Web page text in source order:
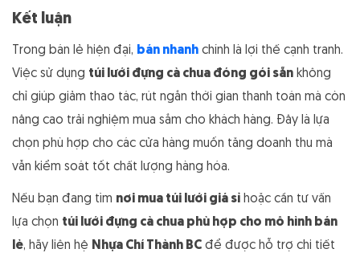
Kết luận
Trong bán lẻ hiện đại, bán nhanh chính là lợi thế cạnh tranh.
Việc sử dụng túi lưới đựng cà chua đóng gói sẵn không
chỉ giúp giảm thao tác, rút ngắn thời gian thanh toán mà còn
nâng cao trải nghiệm mua sắm cho khách hàng. Đây là lựa
chọn phù hợp cho các cửa hàng muốn tăng doanh thu mà
vẫn kiểm soát tốt chất lượng hàng hóa.
Nếu bạn đang tìm nơi mua túi lưới giá sỉ hoặc cần tư vấn
lựa chọn túi lưới đựng cà chua phù hợp cho mô hình bán
lẻ, hãy liên hệ Nhựa Chí Thành BC để được hỗ trợ chi tiết